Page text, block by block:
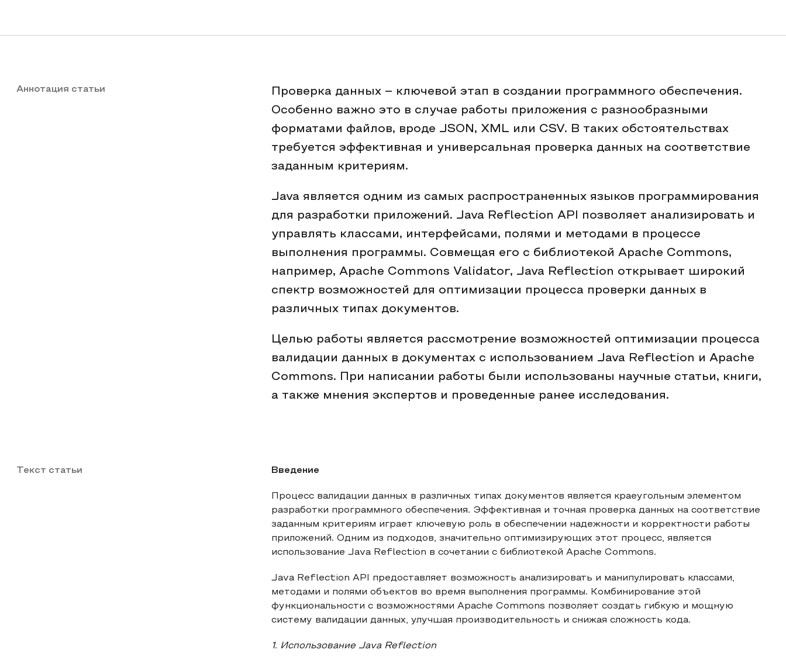
Аннотация статьи
Проверка данных – ключевой этап в создании программного обеспечения.
Особенно важно это в случае работы приложения с разнообразными
форматами файлов, вроде JSON, XML или CSV. В таких обстоятельствах
требуется эффективная и универсальная проверка данных на соответствие
заданным критериям.
Java является одним из самых распространенных языков программирования
для разработки приложений. Java Reflection API позволяет анализировать и
управлять классами, интерфейсами, полями и методами в процессе
выполнения программы. Совмещая его с библиотекой Apache Commons,
например, Apache Commons Validator, Java Reflection открывает широкий
спектр возможностей для оптимизации процесса проверки данных в
различных типах документов.
Целью работы является рассмотрение возможностей оптимизации процесса
валидации данных в документах с использованием Java Reflection и Apache
Commons. При написании работы были использованы научные статьи, книги,
а также мнения экспертов и проведенные ранее исследования.
Текст статьи Введение
Процесс валидации данных в различных типах документов является краеугольным элементом
разработки программного обеспечения. Эффективная и точная проверка данных на соответствие
заданным критериям играет ключевую роль в обеспечении надежности и корректности работы
приложений. Одним из подходов, значительно оптимизирующих этот процесс, является
использование Java Reflection в сочетании с библиотекой Apache Commons.
Java Reflection API предоставляет возможность анализировать и манипулировать классами,
методами и полями объектов во время выполнения программы. Комбинирование этой
функциональности с возможностями Apache Commons позволяет создать гибкую и мощную
систему валидации данных, улучшая производительность и снижая сложность кода.
1. Использование Java Reflection